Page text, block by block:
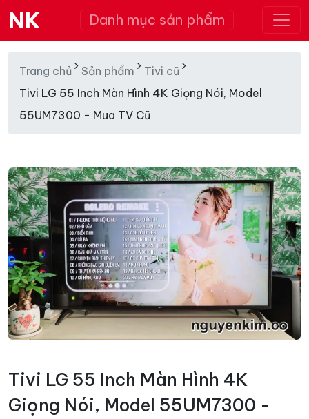
NK Danh mục sản phẩm
Trang chủ Sản phẩm
Tivi cũ
Tivi LG 55 Inch Màn Hình 4K Giọng Nói, Model
55UM7300 - Mua TV Cũ
Tivi LG 55 Inch Màn Hình 4K
Giọng Nói, Model 55UM7300 -